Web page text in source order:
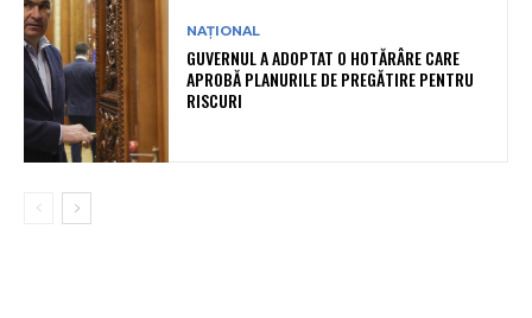
NAȚIONAL
GUVERNUL A ADOPTAT O HOTĂRÂRE CARE
APROBĂ PLANURILE DE PREGĂTIRE PENTRU
RISCURI